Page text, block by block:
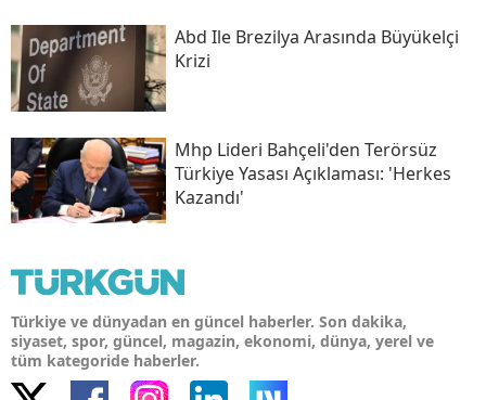
Abd Ile Brezilya Arasında Büyükelçi
Krizi
Mhp Lideri Bahçeli'den Terörsüz
Türkiye Yasası Açıklaması: 'herkes
Kazandı'
Türkiye ve dünyadan en güncel haberler. Son dakika,
siyaset, spor, güncel, magazin, ekonomi, dünya, yerel ve
tüm kategoride haberler.